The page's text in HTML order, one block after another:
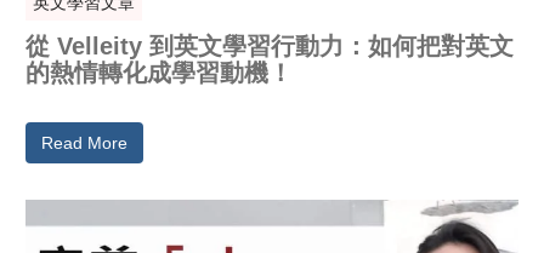
從 Velleity 到英文學習行動力：如何把對英文
的熱情轉化成學習動機！
Read More